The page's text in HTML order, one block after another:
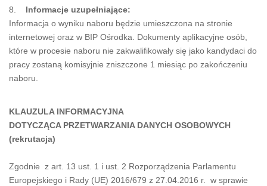
8.
Informacje uzupełniające:
Informacja o wyniku naboru będzie umieszczona na stronie
internetowej oraz w BIP Ośrodka. Dokumenty aplikacyjne osób,
które w procesie naboru nie zakwalifikowały się jako kandydaci do
pracy zostaną komisyjnie zniszczone 1 miesiąc po zakończeniu
naboru.
KLAUZULA INFORMACYJNA
DOTYCZĄCA PRZETWARZANIA DANYCH OSOBOWYCH
(rekrutacja)
Zgodnie z art. 13 ust. 1 i ust. 2 Rozporządzenia Parlamentu
Europejskiego i Rady (UE) 2016/679 z 27.04.2016 r. w sprawie